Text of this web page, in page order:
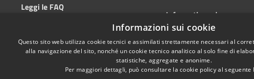
Leggi le FAQ
Informativa privacy
Note legali
Dichiarazione di
Informazioni sui cookie
Questo sito web utilizza cookie tecnici e assimilati strettamente necessari al
alla navigazione del sito, nonché un cookie tecnico analitico al solo fine di
statistiche, aggregate e anonime.
Per maggiori dettagli, può consultare la cookie policy al seguente